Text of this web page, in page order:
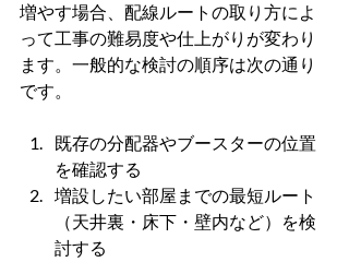
増やす場合、配線ルートの取り方によ
って工事の難易度や仕上がりが変わり
ます。一般的な検討の順序は次の通り
です。
既存の分配器やブースターの位置
を確認する
増設したい部屋までの最短ルート
（天井裏・床下・壁内など）を検
討する